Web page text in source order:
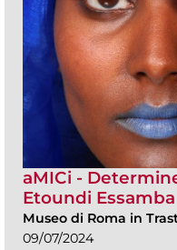
aMICi -
Etoundi Essamba
Museo di Roma in
09/07/2024